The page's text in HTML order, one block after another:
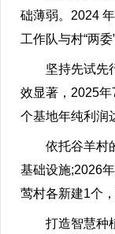
础薄弱。2024
工作队与村“两
坚持先试先行
效显著，2025
个基地年纯利润
依托谷羊村的
基础设施;2026
莺村各新建1个
打造智慧种植